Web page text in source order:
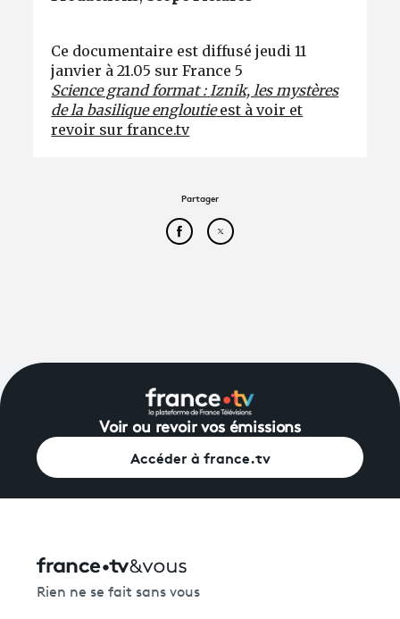
Ce documentaire est diffusé jeudi 11
janvier à 21.05 sur France 5
Science grand format : Iznik, les mystères
de la basilique engloutieest à voir et
revoir sur france.tv
Partager
Partager cet article sur
Partager cet article sur
Voir ou revoir vos émissions
Accéder à france.tv
Rien ne se fait sans vous